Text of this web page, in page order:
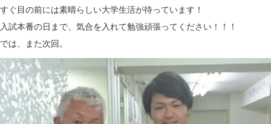
すぐ目の前には素晴らしい大学生活が待っています！
入試本番の日まで、気合を入れて勉強頑張ってください！！！
では、また次回。